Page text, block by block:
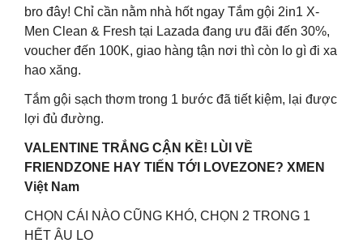
bro đây! Chỉ cần nằm nhà hốt ngay Tắm gội 2in1 X-
Men Clean & Fresh tại Lazada đang ưu đãi đến 30%,
voucher đến 100K, giao hàng tận nơi thì còn lo gì đi xa
hao xăng.
Tắm gội sạch thơm trong 1 bước đã tiết kiệm, lại được
lợi đủ đường.
VALENTINE TRẮNG CẬN KỀ! LÙI VỀ
FRIENDZONE HAY TIẾN TỚI LOVEZONE? XMEN
Việt Nam
CHỌN CÁI NÀO CŨNG KHÓ, CHỌN 2 TRONG 1
HẾT ÂU LO